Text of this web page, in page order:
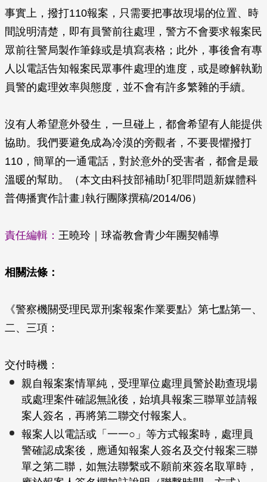
事實上，撥打110報案，只需要把事故現場的位置、時
間說明清楚，即有員警前往處理，警方不會要求報案民
眾前往警局製作筆錄或是填寫表格；此外，事後會有專
人以電話告知報案民眾事件處理的進度，或是瞭解執勤
員警的處理效率與態度，並不會有許多繁雜的手續。
沒有人希望意外發生，一旦碰上，都會希望有人能提供
協助。我們要避免成為冷漠的旁觀者，不要畏懼撥打
110，簡單的一通電話，對於意外的受害者，都會是最
溫暖的幫助。（本文由科技部補助｢犯罪問題新媒體科
普傳播實作計畫｣執行團隊撰稿/2014/06）
責任編輯： 王曉玲｜球崙教會青少年團契輔導
相關法條：
《警察機關受理民眾刑案報案作業要點》第七點第一、
二、三項：
交付時機：
親自報案案情單純，受理單位處理員警於勘查現場
或處理案件確認無訛後，始填具報案三聯單並請報
案人簽名，再將第二聯交付報案人。
報案人以電話或「一一○」等方式報案時，處理員
警確認成案後，應通知報案人簽名及交付報案三聯
單之第二聯，如無法聯繫或不願前來簽名取單時，